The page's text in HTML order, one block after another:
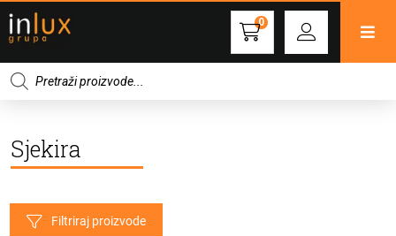
0
Products
search
Sjekira
Filtriraj proizvode